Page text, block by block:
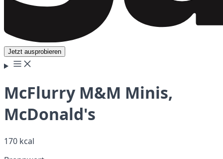
Jetzt ausprobieren
McFlurry M&M Minis,
McDonald's
170 kcal